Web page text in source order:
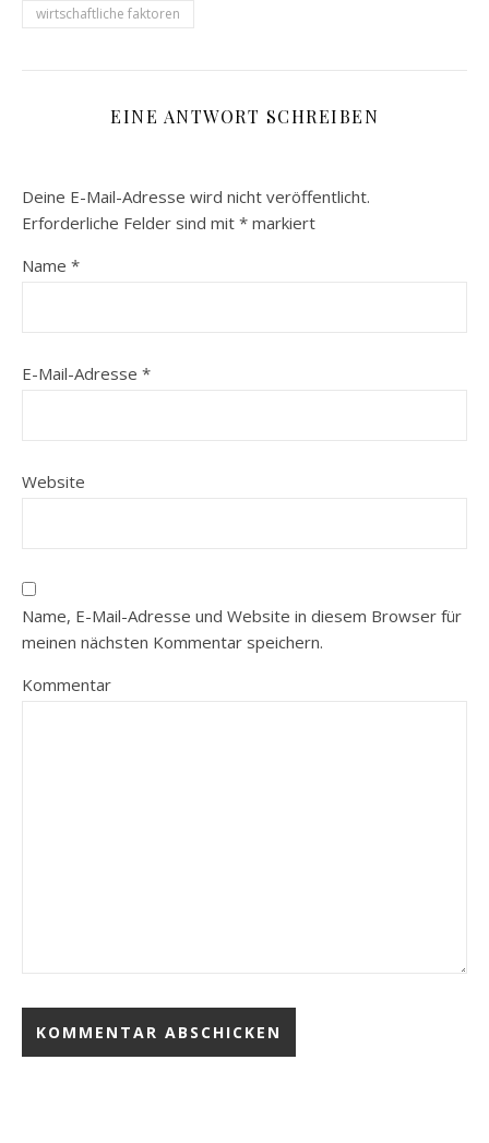
wirtschaftliche faktoren
EINE ANTWORT SCHREIBEN
Deine E-Mail-Adresse wird nicht veröffentlicht.
Erforderliche Felder sind mit * markiert
Name *
E-Mail-Adresse *
Website
Name, E-Mail-Adresse und Website in diesem Browser für
meinen nächsten Kommentar speichern.
Kommentar